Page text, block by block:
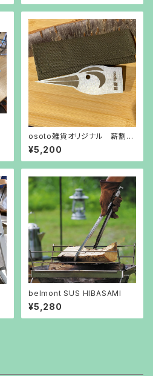
osoto雑貨オリジナル 薪割り
「きつつき」
¥5,200
belmont SUS HIBASAMI
¥5,280